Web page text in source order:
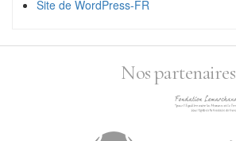
Site de WordPress-FR
Nos partenaires